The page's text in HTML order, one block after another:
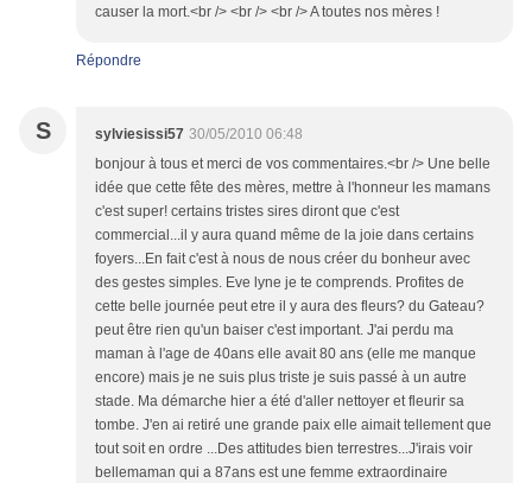
causer la mort.<br /> <br /> <br /> A toutes nos mères !
Répondre
S sylviesissi57 30/05/2010 06:48
bonjour à tous et merci de vos commentaires.<br /> Une belle
idée que cette fête des mères, mettre à l'honneur les mamans
c'est super! certains tristes sires diront que c'est
commercial...il y aura quand même de la joie dans certains
foyers...En fait c'est à nous de nous créer du bonheur avec
des gestes simples. Eve lyne je te comprends. Profites de
cette belle journée peut etre il y aura des fleurs? du Gateau?
peut être rien qu'un baiser c'est important. J'ai perdu ma
maman à l'age de 40ans elle avait 80 ans (elle me manque
encore) mais je ne suis plus triste je suis passé à un autre
stade. Ma démarche hier a été d'aller nettoyer et fleurir sa
tombe. J'en ai retiré une grande paix elle aimait tellement que
tout soit en ordre ...Des attitudes bien terrestres...J'irais voir
bellemaman qui a 87ans est une femme extraordinaire